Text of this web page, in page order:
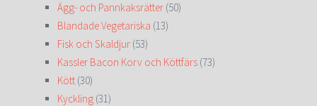
Ägg- och Pannkaksrätter (50)
Blandade Vegetariska (13)
Fisk och Skaldjur (53)
Kassler Bacon Korv och Köttfärs (73)
Kött (30)
Kyckling (31)